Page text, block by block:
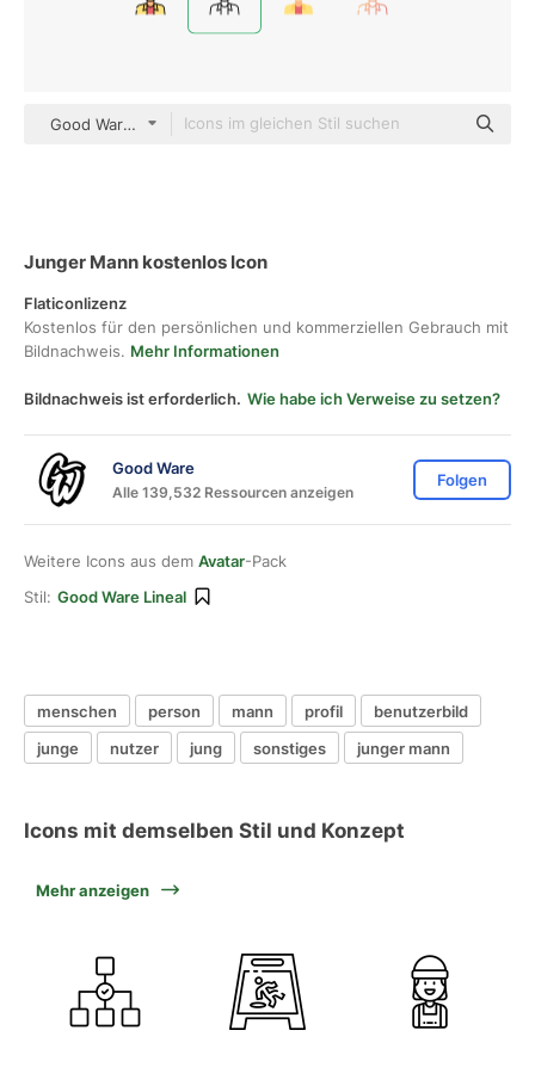
Good Ware Lineal
Junger Mann kostenlos Icon
Flaticonlizenz
Kostenlos für den persönlichen und kommerziellen Gebrauch mit
Bildnachweis. Mehr Informationen
Bildnachweis ist erforderlich. Wie habe ich Verweise zu setzen?
Good Ware
Alle 139,532 Ressourcen anzeigen
Folgen
Weitere Icons aus dem Avatar-Pack
Stil: Good Ware Lineal
menschen person mann profil
benutzerbild
junge
nutzer jung sonstiges junger mann
Icons mit demselben Stil und Konzept
Mehr anzeigen